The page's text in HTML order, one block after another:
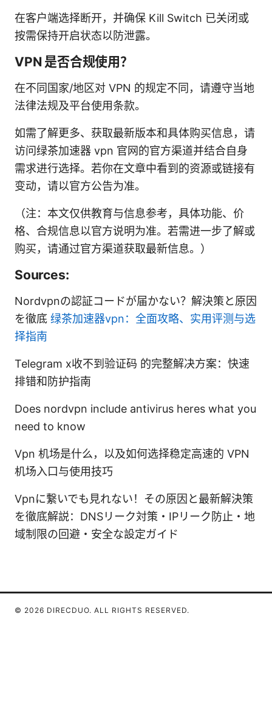
在客户端选择断开，并确保 Kill Switch 已关闭或
按需保持开启状态以防泄露。
VPN 是否合规使用？
在不同国家/地区对 VPN 的规定不同，请遵守当地
法律法规及平台使用条款。
如需了解更多、获取最新版本和具体购买信息，请
访问绿茶加速器 vpn 官网的官方渠道并结合自身
需求进行选择。若你在文章中看到的资源或链接有
变动，请以官方公告为准。
（注：本文仅供教育与信息参考，具体功能、价
格、合规信息以官方说明为准。若需进一步了解或
购买，请通过官方渠道获取最新信息。）
Sources:
Nordvpnの認証コードが届かない？解決策と原因
を徹底 绿茶加速器vpn：全面攻略、实用评测与选
择指南
Telegram x收不到验证码 的完整解决方案：快速
排错和防护指南
Does nordvpn include antivirus heres what you
need to know
Vpn 机场是什么，以及如何选择稳定高速的 VPN
机场入口与使用技巧
Vpnに繋いでも見れない！その原因と最新解決策
を徹底解説：DNSリーク対策・IPリーク防止・地
域制限の回避・安全な設定ガイド
© 2026 DIRECDUO. ALL RIGHTS RESERVED.